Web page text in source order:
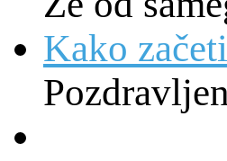
Kako